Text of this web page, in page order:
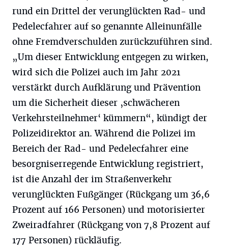
rund ein Drittel der verunglückten Rad- und
Pedelecfahrer auf so genannte Alleinunfälle
ohne Fremdverschulden zurückzuführen sind.
„Um dieser Entwicklung entgegen zu wirken,
wird sich die Polizei auch im Jahr 2021
verstärkt durch Aufklärung und Prävention
um die Sicherheit dieser ‚schwächeren
Verkehrsteilnehmer‘ kümmern“, kündigt der
Polizeidirektor an. Während die Polizei im
Bereich der Rad- und Pedelecfahrer eine
besorgniserregende Entwicklung registriert,
ist die Anzahl der im Straßenverkehr
verunglückten Fußgänger (Rückgang um 36,6
Prozent auf 166 Personen) und motorisierter
Zweiradfahrer (Rückgang von 7,8 Prozent auf
177 Personen) rückläufig.